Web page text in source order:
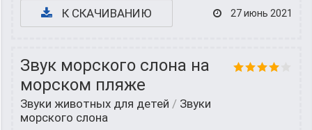
К СКАЧИВАНИЮ 27 июнь 2021
Звук морского слона на
морском пляже
Звуки животных для детей / Звуки
морского слона